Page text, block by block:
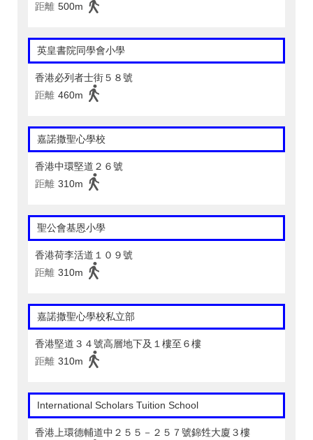
距離 500m
英皇書院同學會小學
香港必列者士街５８號
距離 460m
嘉諾撒聖心學校
香港中環堅道２６號
距離 310m
聖公會基恩小學
香港荷李活道１０９號
距離 310m
嘉諾撒聖心學校私立部
香港堅道３４號高層地下及１樓至６樓
距離 310m
International Scholars Tuition School
香港上環德輔道中２５５－２５７號錦甡大廈３樓